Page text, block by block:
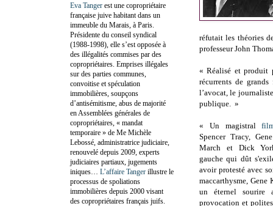
réfutait les théories
professeur John
« Réalisé et produit
récurrents de
l’avocat, le
publique. »
« Un magistral
Spencer Tracy,
March et Dick
gauche qui dût
avoir protesté avec
maccarthysme,
un éternel sourire
provocation et
Eva Tanger est une copropriétaire
française juive habitant dans un
immeuble du Marais, à Paris.
Présidente du conseil syndical
(1988-1998), elle s’est opposée à
des illégalités commises par des
copropriétaires. Emprises illégales
sur des parties communes,
convoitise et spéculation
immobilières, soupçons
d’antisémitisme, abus de majorité
en Assemblées générales de
copropriétaires, « mandat
temporaire » de Me Michèle
Lebossé, administratrice judiciaire,
renouvelé depuis 2009, experts
judiciaires partiaux, jugements
iniques… L’affaire Tanger illustre le
processus de spoliations
immobilières depuis 2000 visant
des copropriétaires français juifs.